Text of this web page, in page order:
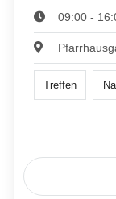
09:00 -
Treffen